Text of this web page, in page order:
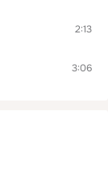
2:13
3:06